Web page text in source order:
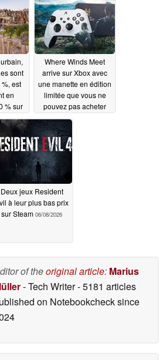
sont
est
en
% sur
2026
Where Winds Meet
arrive sur Xbox avec
une manette en édition
limitée que vous ne
pouvez pas acheter
06/09/2026
Deux jeux Resident
à leur plus bas prix
sur Steam 06/08/2026
of theoriginal article: Marius
- Tech Writer- 5181 articles
on Notebookchecksince